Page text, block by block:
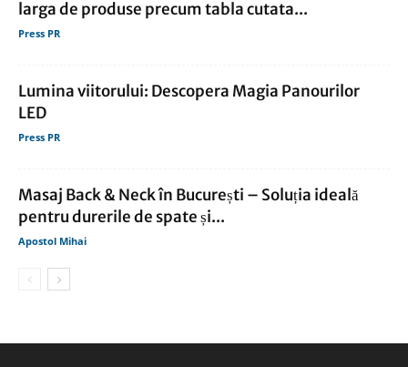
larga de produse precum tabla cutata...
Press PR
Lumina viitorului: Descopera Magia Panourilor
LED
Press PR
Masaj Back & Neck în București – Soluția ideală
pentru durerile de spate și...
Apostol Mihai